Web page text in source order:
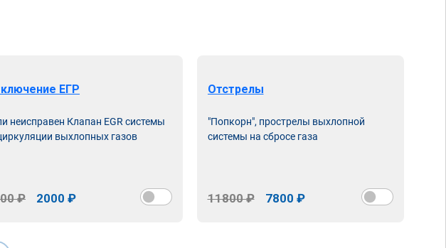
ЕГР
неисправен Клапан EGR системы
выхлопных газов
₽ 2000 ₽
Отстрелы
"Попкорн", прострелы выхлопной
системы на сбросе газа
11800 ₽ 7800 ₽